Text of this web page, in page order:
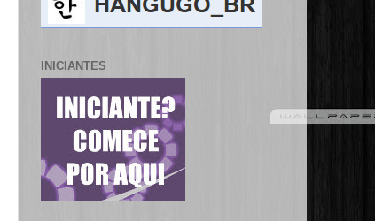
INICIANTES